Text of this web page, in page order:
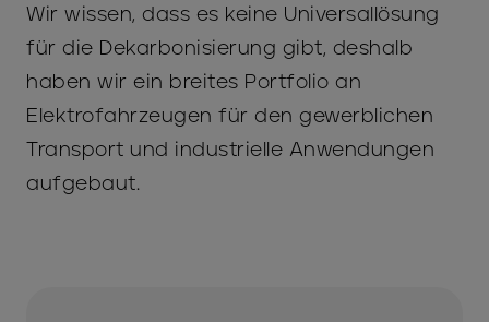
Wir wissen, dass es keine Universallösung
für die Dekarbonisierung gibt, deshalb
haben wir ein breites Portfolio an
Elektrofahrzeugen für den gewerblichen
Transport und industrielle Anwendungen
aufgebaut.